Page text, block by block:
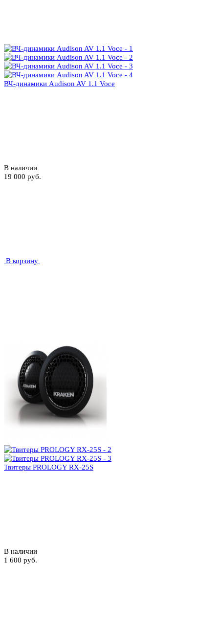
ВЧ-динамики Audison AV 1.1 Voce
В наличии
19 000 руб.
В корзину
Твитеры PROLOGY RX-25S
В наличии
1 600 руб.